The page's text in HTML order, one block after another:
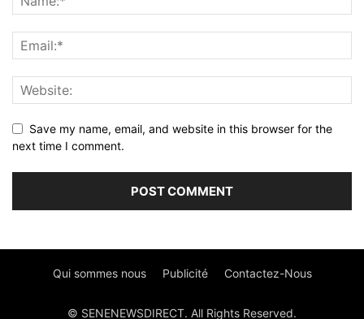
Save my name, email, and website in this browser for the
next time I comment.
Qui sommes nous Publicité Contactez-Nous
© SENENEWSDIRECT. All Rights Reserved.